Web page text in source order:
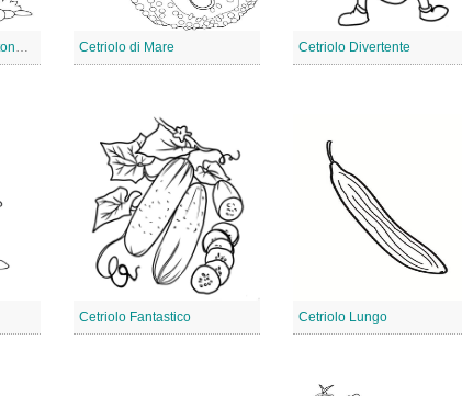
Cetriolo Divertente Cartone Animato Cetriolo di Mare Cetriolo Divertente
Cetriolo Fantastico Cetriolo Lungo